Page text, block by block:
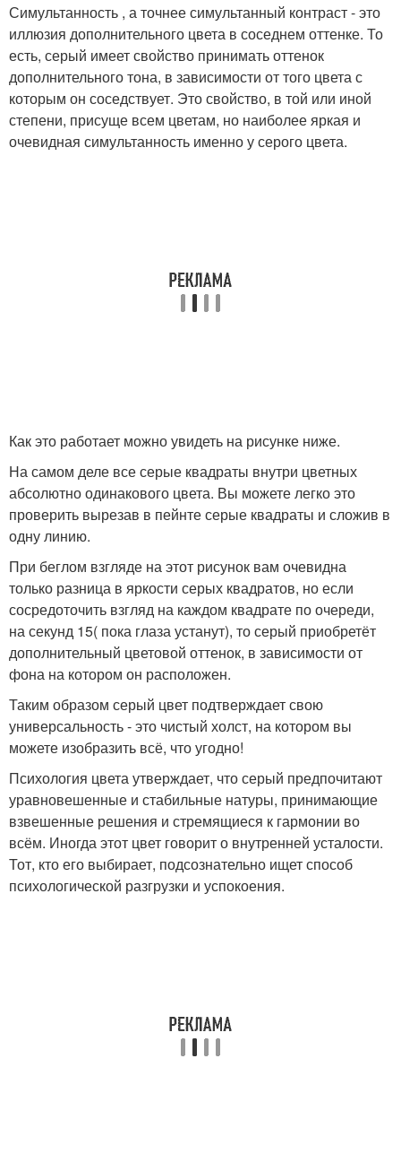
Симультанность , а точнее симультанный контраст - это
иллюзия дополнительного цвета в соседнем оттенке. То
есть, серый имеет свойство принимать оттенок
дополнительного тона, в зависимости от того цвета с
которым он соседствует. Это свойство, в той или иной
степени, присуще всем цветам, но наиболее яркая и
очевидная симультанность именно у серого цвета.
Как это работает можно увидеть на рисунке ниже.
На самом деле все серые квадраты внутри цветных
абсолютно одинакового цвета. Вы можете легко это
проверить вырезав в пейнте серые квадраты и сложив в
одну линию.
При беглом взгляде на этот рисунок вам очевидна
только разница в яркости серых квадратов, но если
сосредоточить взгляд на каждом квадрате по очереди,
на секунд 15( пока глаза устанут), то серый приобретёт
дополнительный цветовой оттенок, в зависимости от
фона на котором он расположен.
Таким образом серый цвет подтверждает свою
универсальность - это чистый холст, на котором вы
можете изобразить всё, что угодно!
Психология цвета утверждает, что серый предпочитают
уравновешенные и стабильные натуры, принимающие
взвешенные решения и стремящиеся к гармонии во
всём. Иногда этот цвет говорит о внутренней усталости.
Тот, кто его выбирает, подсознательно ищет способ
психологической разгрузки и успокоения.